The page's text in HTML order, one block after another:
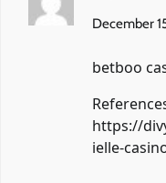
December
betboo
https://
ielle-